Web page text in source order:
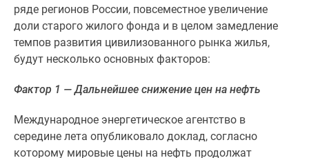
калькулятор
Семейная
ипотека
Военная
ипотека
программы
Медиа
ряде регионов России, повсеместное увеличение
доли старого жилого фонда и в целом замедление
темпов развития цивилизованного рынка жилья,
будут несколько основных факторов:
Фактор 1 — Дальнейшее снижение цен на нефть
Международное энергетическое агентство в
середине лета опубликовало доклад, согласно
которому мировые цены на нефть продолжат